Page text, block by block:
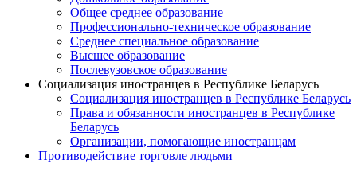
Общее среднее образование
Профессионально-техническое образование
Среднее специальное образование
Высшее образование
Послевузовское образование
Социализация иностранцев в Республике Беларусь
Социализация иностранцев в Республике Беларусь
Права и обязанности иностранцев в Республике
Беларусь
Oрганизации, помогающие иностранцам
Противодействие торговле людьми